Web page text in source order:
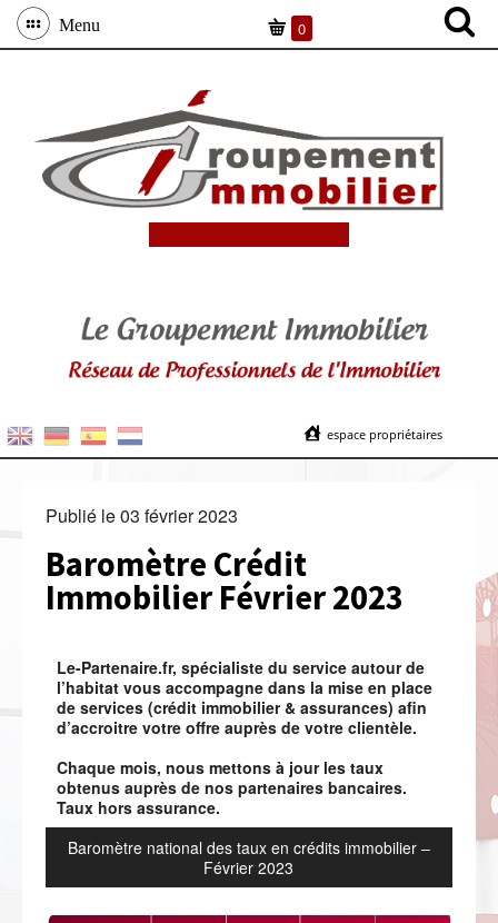
Menu 0
espace propriétaires
Publié le03 février 2023
Baromètre Crédit
Immobilier Février 2023
Le-Partenaire.fr, spécialiste du service autour de
l’habitat vous accompagne dans la mise en place
de services (crédit immobilier & assurances) afin
d’accroitre votre offre auprès de votre clientèle.
Chaque mois, nous mettons à jour les taux
obtenus auprès de nos partenaires bancaires.
Taux hors assurance.
Baromètre national des taux en crédits immobilier –
Février 2023